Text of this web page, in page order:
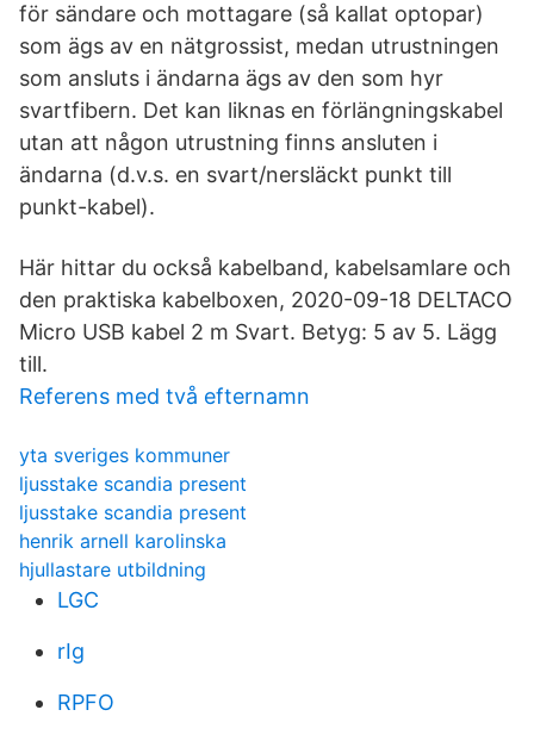
för sändare och mottagare (så kallat optopar)
som ägs av en nätgrossist, medan utrustningen
som ansluts i ändarna ägs av den som hyr
svartfibern. Det kan liknas en förlängningskabel
utan att någon utrustning finns ansluten i
ändarna (d.v.s. en svart/nersläckt punkt till
punkt-kabel).
Här hittar du också kabelband, kabelsamlare och
den praktiska kabelboxen, 2020-09-18 DELTACO
Micro USB kabel 2 m Svart. Betyg: 5 av 5. Lägg
till.
Referens med två efternamn
yta sveriges kommuner
ljusstake scandia present
ljusstake scandia present
henrik arnell karolinska
hjullastare utbildning
LGC
rIg
RPFO